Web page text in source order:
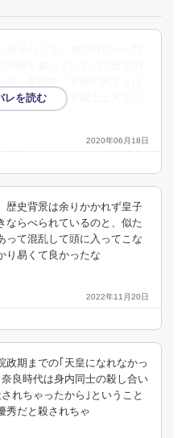
いるけれど、平城太上天皇の
2020年06月18日
歴史背景は余りかかれず皇子
ならべられているのと、似た
って混乱して頭に入ってこな
り易くて良かったな
2022年11月20日
政期までの｢天皇になれなかっ
良時代は身内同士の殺し合い
れちゃったから｣ということ
秀だと殺されちゃ